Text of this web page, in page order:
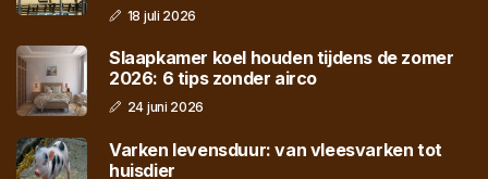
18 juli 2026
Slaapkamer koel houden tijdens de zomer
2026: 6 tips zonder airco
24 juni 2026
Varken levensduur: van vleesvarken tot
huisdier